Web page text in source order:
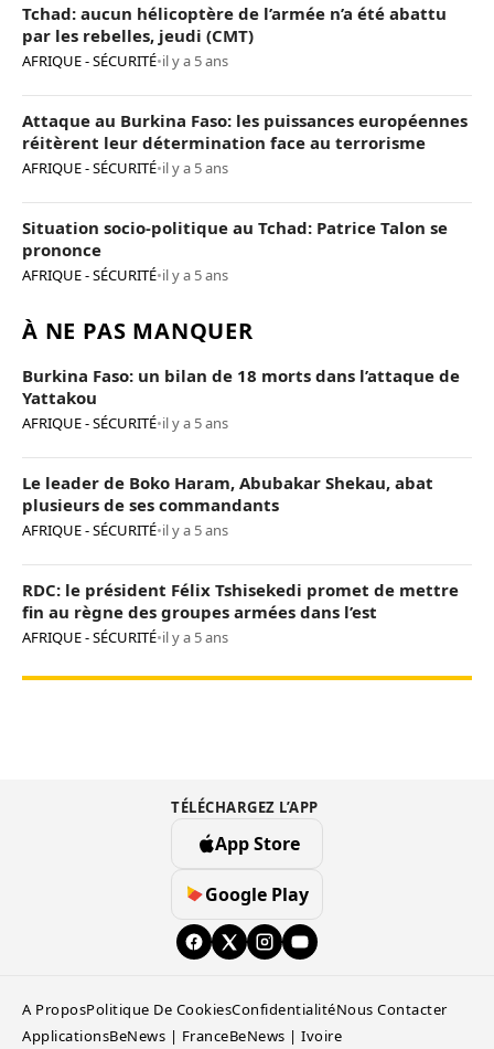
Tchad: aucun hélicoptère de l’armée n’a été abattu
par les rebelles, jeudi (CMT)
AFRIQUE - SÉCURITÉ•il y a 5 ans
Attaque au Burkina Faso: les puissances européennes
réitèrent leur détermination face au terrorisme
AFRIQUE - SÉCURITÉ•il y a 5 ans
Situation socio-politique au Tchad: Patrice Talon se
prononce
AFRIQUE - SÉCURITÉ•il y a 5 ans
À NE PAS MANQUER
Burkina Faso: un bilan de 18 morts dans l’attaque de
Yattakou
AFRIQUE - SÉCURITÉ•il y a 5 ans
Le leader de Boko Haram, Abubakar Shekau, abat
plusieurs de ses commandants
AFRIQUE - SÉCURITÉ•il y a 5 ans
RDC: le président Félix Tshisekedi promet de mettre
fin au règne des groupes armées dans l’est
AFRIQUE - SÉCURITÉ•il y a 5 ans
TÉLÉCHARGEZ L’APP
App Store
Google Play
A ProposPolitique De CookiesConfidentialitéNous Contacter
ApplicationsBeNews | FranceBeNews | Ivoire